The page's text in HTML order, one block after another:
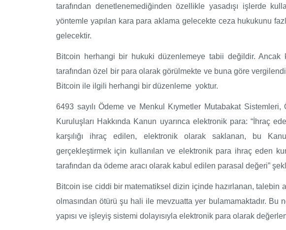
tarafından denetlenemediğinden özellikle yasadışı işlerde
yöntemle yapılan kara para aklama gelecekte ceza hukukunu
gelecektir.
Bitcoin herhangi bir hukuki düzenlemeye tabii değildir. Ancak
tarafından özel bir para olarak görülmekte ve buna göre
Bitcoin ile ilgili herhangi bir düzenleme yoktur.
6493 sayılı Ödeme ve Menkul Kıymetler Mutabakat
Kuruluşları Hakkında Kanun uyarınca elektronik para: “İhraç
karşılığı ihraç edilen, elektronik olarak saklanan, bu
gerçekleştirmek için kullanılan ve elektronik para ihraç eden
tarafından da ödeme aracı olarak kabul edilen parasal değeri”
Bitcoin ise ciddi bir matematiksel dizin içinde hazırlanan, talebin
olmasından ötürü şu hali ile mevzuatta yer bulamamaktadır. Bu
yapısı ve işleyiş sistemi dolayısıyla elektronik para olarak